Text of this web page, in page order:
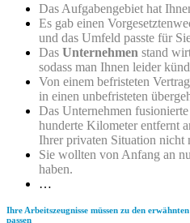
Das Aufgabengebiet hat
Es gab einen
und das Umfeld passte für
Das Unternehmen stand
sodass man Ihnen leider
Von einem befristeten
in einen unbefristeten
Das Unternehmen
hunderte Kilometer entfernt
Ihrer privaten Situation nicht
Sie wollten von Anfang an
haben.
…
Ihre Arbeitszeugnisse müssen zu den
passen